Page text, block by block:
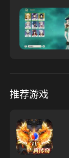
推荐游戏